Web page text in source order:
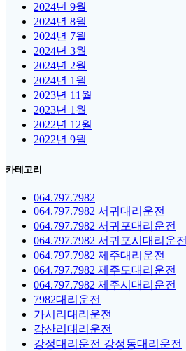
2024년 9월
2024년 8월
2024년 7월
2024년 3월
2024년 2월
2024년 1월
2023년 11월
2023년 1월
2022년 12월
2022년 9월
카테고리
064.797.7982
064.797.7982 서귀대리운전
064.797.7982 서귀포대리운전
064.797.7982 서귀포시대리운전
064.797.7982 제주대리운전
064.797.7982 제주도대리운전
064.797.7982 제주시대리운전
7982대리운전
가시리대리운전
감산리대리운전
강정대리운전 강정동대리운전